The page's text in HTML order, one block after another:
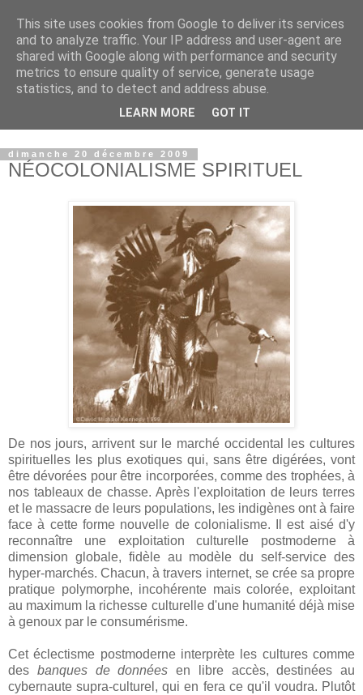
© copyright Jean-Luc Colnot, 2007-2026.
dimanche 20 décembre 2009
NÉOCOLONIALISME SPIRITUEL
De nos jours, arrivent sur le marché occidental les cultures
spirituelles les plus exotiques qui, sans être digérées, vont
être dévorées pour être incorporées, comme des trophées, à
nos tableaux de chasse. Après l'exploitation de leurs terres
et le massacre de leurs populations, les indigènes ont à faire
face à cette forme nouvelle de colonialisme. Il est aisé d'y
reconnaître une exploitation culturelle postmoderne à
dimension globale, fidèle au modèle du self-service des
hyper-marchés. Chacun, à travers internet, se crée sa propre
pratique polymorphe, incohérente mais colorée, exploitant
au maximum la richesse culturelle d'une humanité déjà mise
à genoux par le consumérisme.
Cet éclectisme postmoderne interprète les cultures comme
des banques de données en libre accès, destinées au
cybernaute supra-culturel, qui en fera ce qu'il voudra. Plutôt
This site uses cookies from Google to deliver its services
and to analyze traffic. Your IP address and user-agent are
shared with Google along with performance and security
metrics to ensure quality of service, generate usage
statistics, and to detect and address abuse.
LEARN MORE GOT IT